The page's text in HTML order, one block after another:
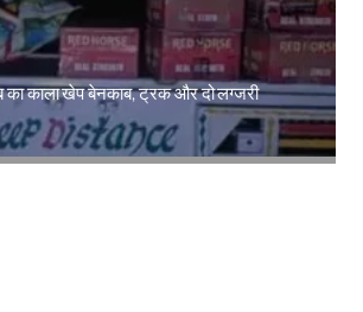
का काला खेप बेनकाब, ट्रक और दो लग्जरी